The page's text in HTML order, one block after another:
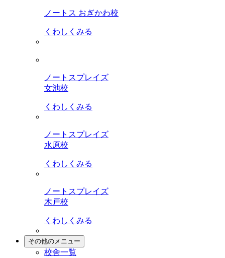
ノートス おぎかわ校
くわしくみる
ノートスプレイズ
女池校
くわしくみる
ノートスプレイズ
水原校
くわしくみる
ノートスプレイズ
木戸校
くわしくみる
その他のメニュー
校舎一覧